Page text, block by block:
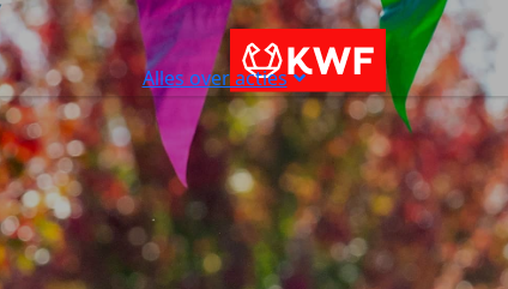
Alles over acties